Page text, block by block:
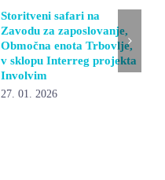
Storitveni safari na
Zavodu za zaposlovanje,
Območna enota Trbovlje,
v sklopu Interreg projekta
Involvim
27. 01. 2026